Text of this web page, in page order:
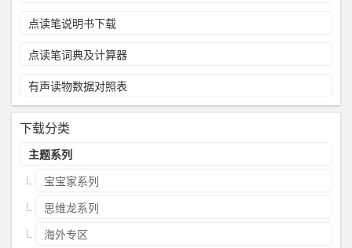
点读笔说明书下载
点读笔词典及计算器
有声读物数据对照表
下载分类
主题系列
宝宝家系列
思维龙系列
海外专区